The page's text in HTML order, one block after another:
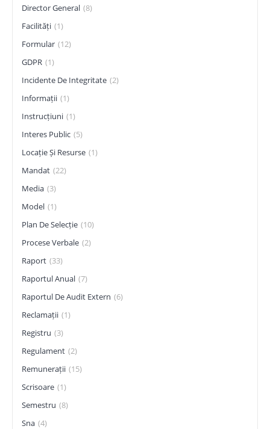
Director General (8)
Facilități (1)
Formular (12)
GDPR (1)
Incidente De Integritate (2)
Informații (1)
Instrucțiuni (1)
Interes Public (5)
Locație Și Resurse (1)
Mandat (22)
Media (3)
Model (1)
Plan De Selecție (10)
Procese Verbale (2)
Raport (33)
Raportul Anual (7)
Raportul De Audit Extern (6)
Reclamații (1)
Registru (3)
Regulament (2)
Remunerații (15)
Scrisoare (1)
Semestru (8)
Sna (4)